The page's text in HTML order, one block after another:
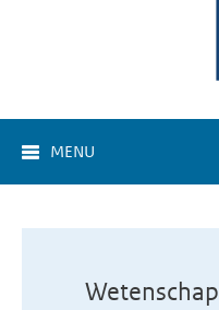
MENU